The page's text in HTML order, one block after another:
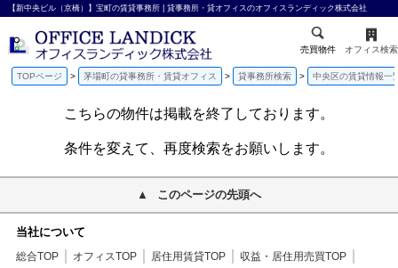
【新中央ビル（京橋）】宝町の賃貸事務所 | 貸事務所・貸オフィスのオフィスランディック株式会社
売買物件 オフィス検索
TOPページ 茅場町の貸事務所・賃貸オフィス 貸事務所検索 中央区の賃貸情報一
こちらの物件は掲載を終了しております。
条件を変えて、再度検索をお願いします。
このページの先頭へ
当社について
総合TOP オフィスTOP 居住用賃貸TOP
収益・居住用売買TOP